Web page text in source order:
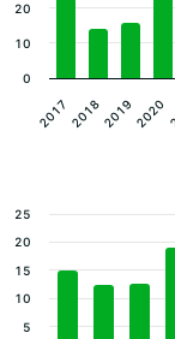
2017 201820192020
0
10
20
5
10
15
20
25